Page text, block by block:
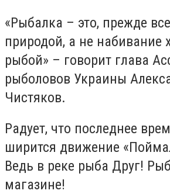
«Рыбалка – это, прежде
природой, а не набивание
рыбой» – говорит глава
рыболовов Украины
Чистяков.
Радует, что последнее
ширится движение
Ведь в реке рыба Друг!
магазине!